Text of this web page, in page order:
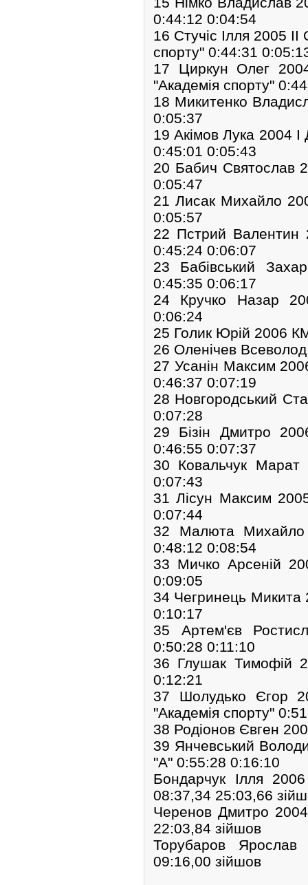
0:44:12 0:04:54
16 Стучіс Ілля 2005
спорту" 0:44:31
17 Циркун Олег
"Академія спорту"
18 Микитенко
0:05:37
19 Акімов Лука 2004
0:45:01 0:05:43
20 Бабич
0:05:47
21 Лисак Михайло
0:05:57
22 Пстрий
0:45:24 0:06:07
23 Бабівський
0:45:35 0:06:17
24 Кручко Назар
0:06:24
25 Голик Юрій 2006
26 Оленічев
27 Усанін Максим
0:46:37 0:07:19
28 Новгородський
0:07:28
29 Бізін Дмитро
0:46:55 0:07:37
30 Ковальчук
0:07:43
31 Лісун Максим
0:07:44
32 Малюта Михайло
0:48:12 0:08:54
33 Мичко Арсеній
0:09:05
34 Чегринець
0:10:17
35 Артем'єв
0:50:28 0:11:10
36 Глушак Тимофій
0:12:21
37 Шолудько Єгор
"Академія спорту"
38 Родіонов Євген
39 Янчевський
"А" 0:55:28 0:16:10
Бондарчук Ілля
08:37,34 25:03,66
Черенов Дмитро
22:03,84 зійшов
Торубаров
09:16,00 зійшов